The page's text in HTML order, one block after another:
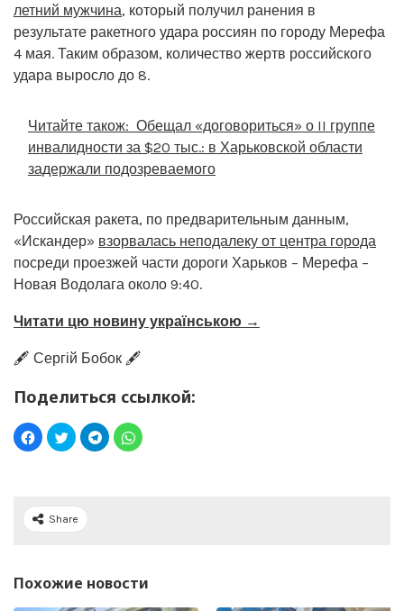
летний мужчина, который получил ранения в
результате ракетного удара россиян по городу Мерефа
4 мая. Таким образом, количество жертв российского
удара выросло до 8.
Читайте також: Обещал «договориться» о II группе
инвалидности за $20 тыс.: в Харьковской области
задержали подозреваемого
Российская ракета, по предварительным данным,
«Искандер» взорвалась неподалеку от центра города
посреди проезжей части дороги Харьков – Мерефа –
Новая Водолага около 9:40.
Читати цю новину українською →
🖋️ Сергій Бобок 🖋️
Поделиться ссылкой:
Share
Похожие новости